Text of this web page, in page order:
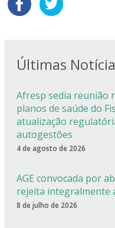
Últimas
Afresp sedia reunião
planos de saúde do
atualização
autogestões
4 de agosto de 2026
AGE convocada por
rejeita integralmente
8 de julho de 2026